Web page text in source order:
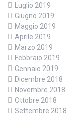
Luglio 2019
Giugno 2019
Maggio 2019
Aprile 2019
Marzo 2019
Febbraio 2019
Gennaio 2019
Dicembre 2018
Novembre 2018
Ottobre 2018
Settembre 2018